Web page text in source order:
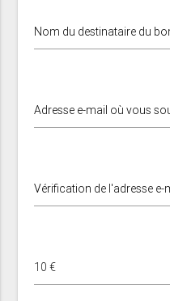
Nom du destinataire du
Adresse e-mail où vous
Vérification de l'adresse e-